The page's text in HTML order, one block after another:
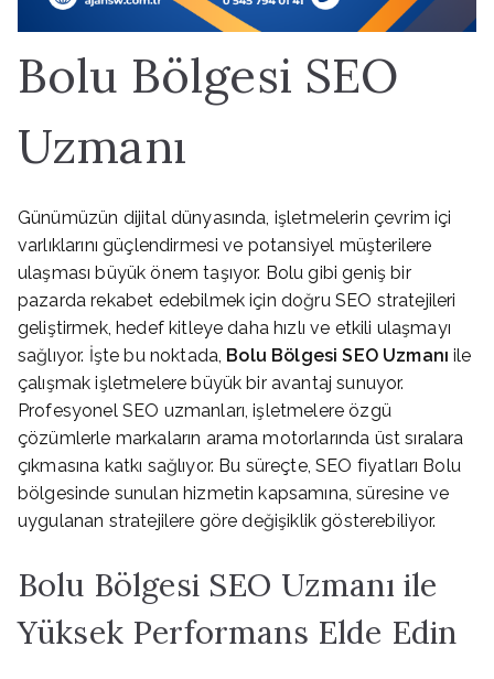
Bolu Bölgesi SEO
Uzmanı
Günümüzün dijital dünyasında, işletmelerin çevrim içi
varlıklarını güçlendirmesi ve potansiyel müşterilere
ulaşması büyük önem taşıyor. Bolu gibi geniş bir
pazarda rekabet edebilmek için doğru SEO stratejileri
geliştirmek, hedef kitleye daha hızlı ve etkili ulaşmayı
sağlıyor. İşte bu noktada, Bolu Bölgesi SEO Uzmanı ile
çalışmak işletmelere büyük bir avantaj sunuyor.
Profesyonel SEO uzmanları, işletmelere özgü
çözümlerle markaların arama motorlarında üst sıralara
çıkmasına katkı sağlıyor. Bu süreçte, SEO fiyatları Bolu
bölgesinde sunulan hizmetin kapsamına, süresine ve
uygulanan stratejilere göre değişiklik gösterebiliyor.
Bolu Bölgesi SEO Uzmanı ile
Yüksek Performans Elde Edin